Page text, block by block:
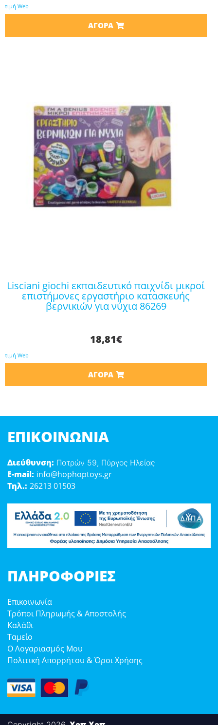
τιμή Web
ΑΓΟΡΆ
lisciani giochi εκπαιδευτικό παιχνίδι μικροί
επιστήμονες εργαστήριο κατασκευής
βερνικιών για νύχια 86269
18,81€
τιμή Web
ΑΓΟΡΆ
ΕΠΙΚΟΙΝΩΝΊΑ
Διεύθυνση: Πατρών 59, Πύργος Ηλείας
E-mail: info@hophoptoys.gr
Τηλ.: 26213 01503
ΠΛΗΡΟΦΟΡΊΕΣ
Επικοινωνία
Τρόποι Πληρωμής & Αποστολής
Καλάθι
Ταμείο
Ο Λογαριασμός Μου
Πολιτική Απορρήτου & Όροι Χρήσης